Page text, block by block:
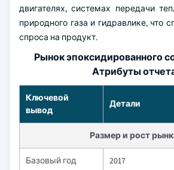
двигателях, системах передачи
природного газа и гидравлике, что
спроса на продукт.
Рынок эпоксидированного
Атрибуты
Ключевой
вывод
Детали
Размер и рост
Базовый год 2017